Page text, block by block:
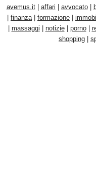
avemus.it| affari avvocato|
finanza| formazione
massaggi notizie| porno|
shopping